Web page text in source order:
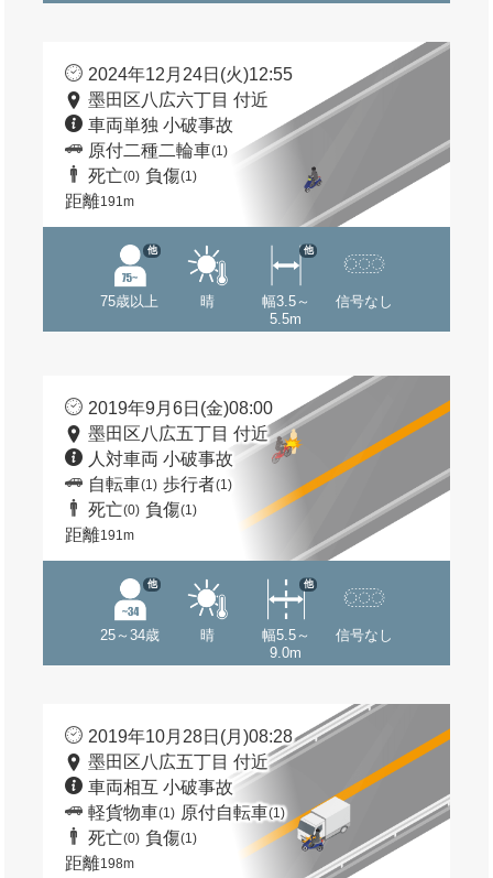
2024年12月24日(火)12:55
墨田区八広六丁目 付近
車両単独 小破事故
原付二種二輪車(1)
死亡(0) 負傷(1)
距離191m
75歳以上
他
晴
幅3.5～
5.5m
他
信号なし
2019年9月6日(金)08:00
墨田区八広五丁目 付近
人対車両 小破事故
自転車(1) 歩行者(1)
死亡(0) 負傷(1)
距離191m
25～34歳
他
晴
幅5.5～
9.0m
他
信号なし
2019年10月28日(月)08:28
墨田区八広五丁目 付近
車両相互 小破事故
軽貨物車(1) 原付自転車(1)
死亡(0) 負傷(1)
距離198m